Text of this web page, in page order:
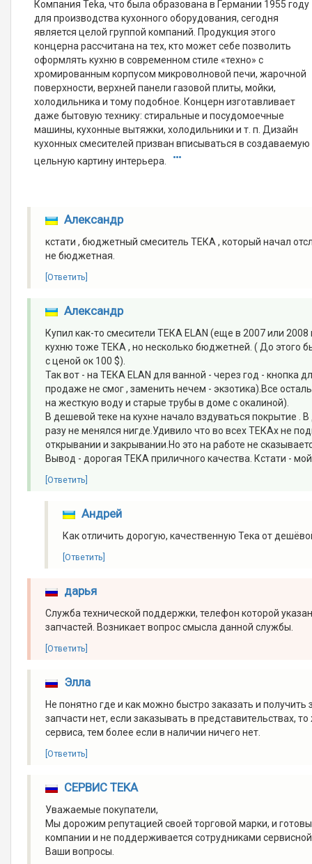
Компания Teka, что была образована в Германии 1955 году
для производства кухонного оборудования, сегодня
является целой группой компаний. Продукция этого
концерна рассчитана на тех, кто может себе позволить
оформлять кухню в современном стиле «техно» с
хромированным корпусом микроволновой печи, жарочной
поверхности, верхней панели газовой плиты, мойки,
холодильника и тому подобное. Концерн изготавливает
даже бытовую технику: стиральные и посудомоечные
машины, кухонные вытяжки, холодильники и т. п. Дизайн
кухонных смесителей призван вписываться в создаваемую
цельную картину интерьера.
Александр
кстати , бюджетный смеситель ТЕКА , который начал
не бюджетная.
[Ответить]
Александр
Купил как-то смесители ТЕКА ELAN (еще в 2007 или
кухню тоже ТЕКА , но несколько бюджетней. ( До этого
с ценой ок 100 $).
Так вот - на ТЕКА ELAN для ванной - через год - кнопка
продаже не смог , заменить нечем - экзотика).Все
на жесткую воду и старые трубы в доме с окалиной).
В дешевой теке на кухне начало вздуваться покрытие .
разу не менялся нигде.Удивило что во всех ТЕКАх не
открывании и закрывании.Но это на работе не
Вывод - дорогая ТЕКА приличного качества. Кстати -
[Ответить]
Андрей
Как отличить дорогую, качественную Тека от
[Ответить]
дарья
Служба технической поддержки, телефон которой
запчастей. Возникает вопрос смысла данной службы.
[Ответить]
Элла
Не понятно где и как можно быстро заказать и
запчасти нет, если заказывать в представительствах,
сервиса, тем более если в наличии ничего нет.
[Ответить]
СЕРВИС TEKA
Уважаемые покупатели,
Мы дорожим репутацией своей торговой марки, и
компании и не поддерживается сотрудниками
Ваши вопросы.